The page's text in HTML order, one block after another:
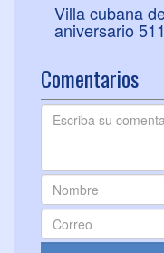
Villa cubana
aniversario 511
Comentarios